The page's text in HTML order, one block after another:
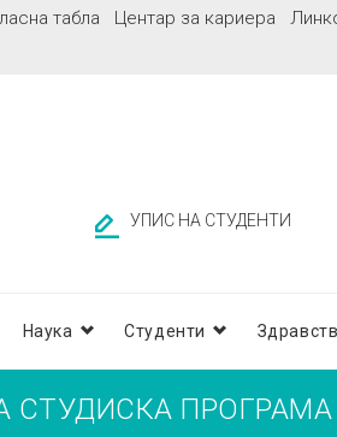
табла Центар за кариера
УПИС НА СТУДЕНТИ
Наука Студенти
ПРОГРАМА